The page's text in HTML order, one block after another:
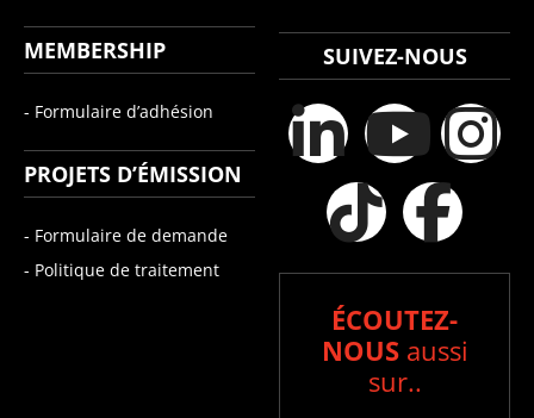
MEMBERSHIP
- Formulaire d’adhésion
PROJETS D’ÉMISSION
- Formulaire de demande
- Politique de traitement
SUIVEZ-NOUS
ÉCOUTEZ-
NOUS aussi
sur..